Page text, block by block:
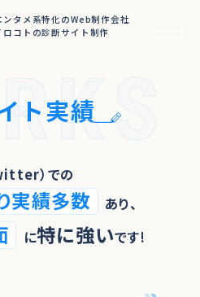
ンタメ系特化のWeb制作会社
ロコトの診断サイト制作
ト実績
）での
実績多数 あり、
に特に強いです!